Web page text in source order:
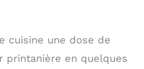
cuisine une dose de
printanière en quelques